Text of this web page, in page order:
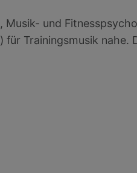
Musik- und
Trainingsmusik nahe.